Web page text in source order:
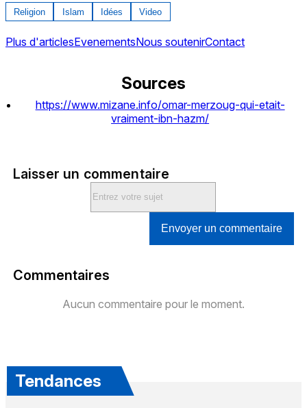
Religion Islam Idées Video
Plus d'articlesEvenementsNous soutenirContact
Sources
https://www.mizane.info/omar-merzoug-qui-etait-
vraiment-ibn-hazm/
Laisser un commentaire
Envoyer un commentaire
Commentaires
Aucun commentaire pour le moment.
Tendances